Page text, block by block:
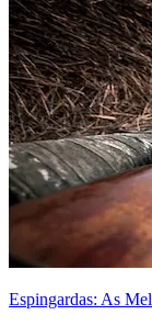
Espingardas: As